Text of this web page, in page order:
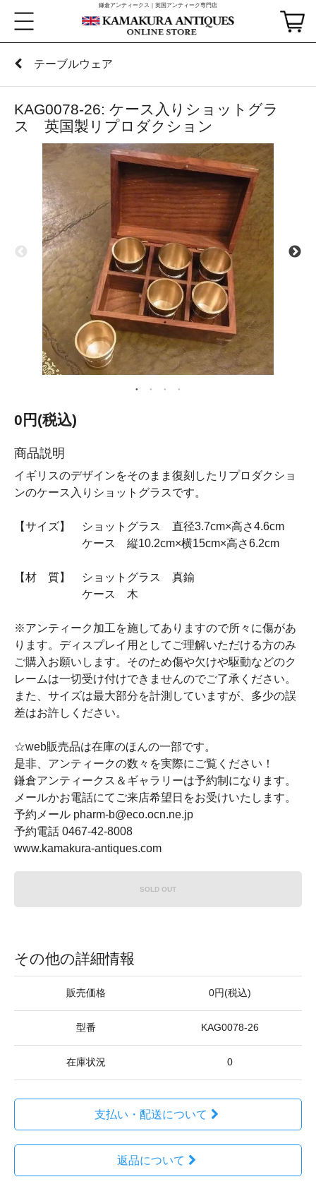
鎌倉アンティークス｜英国アンティーク専門店
テーブルウェア
KAG0078-26: ケース入りショットグラ
ス 英国製リプロダクション
0円(税込)
商品説明
イギリスのデザインをそのまま復刻したリプロダクショ
ンのケース入りショットグラスです。
【サイズ】 ショットグラス 直径3.7cm×高さ4.6cm
ケース 縦10.2cm×横15cm×高さ6.2cm
【材 質】 ショットグラス 真鍮
ケース 木
※アンティーク加工を施してありますので所々に傷があ
ります。ディスプレイ用としてご理解いただける方のみ
ご購入お願いします。そのため傷や欠けや駆動などのク
レームは一切受け付けできませんのでご了承ください。
また、サイズは最大部分を計測していますが、多少の誤
差はお許しください。
☆web販売品は在庫のほんの一部です。
是非、アンティークの数々を実際にご覧ください！
鎌倉アンティークス＆ギャラリーは予約制になります。
メールかお電話にてご来店希望日をお受けいたします。
予約メール pharm-b@eco.ocn.ne.jp
予約電話 0467-42-8008
www.kamakura-antiques.com
SOLD OUT
その他の詳細情報
販売価格 0円(税込)
型番 KAG0078-26
在庫状況 0
支払い・配送について
返品について